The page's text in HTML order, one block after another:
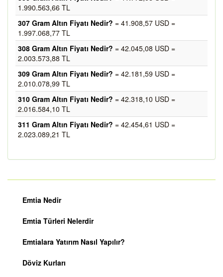
1.990.563,66 TL
307 Gram Altın Fiyatı Nedir? = 41.908,57 USD =
1.997.068,77 TL
308 Gram Altın Fiyatı Nedir? = 42.045,08 USD =
2.003.573,88 TL
309 Gram Altın Fiyatı Nedir? = 42.181,59 USD =
2.010.078,99 TL
310 Gram Altın Fiyatı Nedir? = 42.318,10 USD =
2.016.584,10 TL
311 Gram Altın Fiyatı Nedir? = 42.454,61 USD =
2.023.089,21 TL
Emtia Nedir
Emtia Türleri Nelerdir
Emtialara Yatırım Nasıl Yapılır?
Döviz Kurları